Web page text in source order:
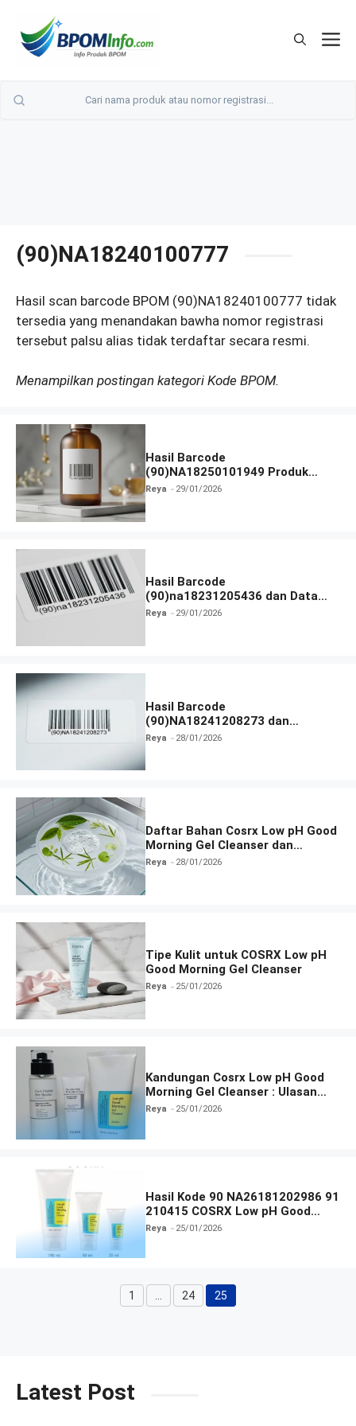
(90)NA18240100777
Hasil scan barcode BPOM (90)NA18240100777 tidak
tersedia yang menandakan bawha nomor registrasi
tersebut palsu alias tidak terdaftar secara resmi.
Menampilkan postingan kategori Kode BPOM.
Hasil Barcode
(90)NA18250101949 Produk
Terlengkap
Reya 29/01/2026
Hasil Barcode
(90)na18231205436 dan Data
Produk Terbaru
Reya 29/01/2026
Hasil Barcode
(90)NA18241208273 dan
Informasi Terlengkap
Reya 28/01/2026
Daftar Bahan Cosrx Low pH Good
Morning Gel Cleanser dan
Fungsinya
Reya 28/01/2026
Tipe Kulit untuk COSRX Low pH
Good Morning Gel Cleanser
Reya 25/01/2026
Kandungan Cosrx Low pH Good
Morning Gel Cleanser : Ulasan
Manfaat, dan Cara Pakai
Reya 25/01/2026
Hasil Kode 90 NA26181202986 91
210415 COSRX Low pH Good
Morning Gel Cleanser
Reya 25/01/2026
Halaman
1 … Halaman
24 Halaman
25
Latest Post